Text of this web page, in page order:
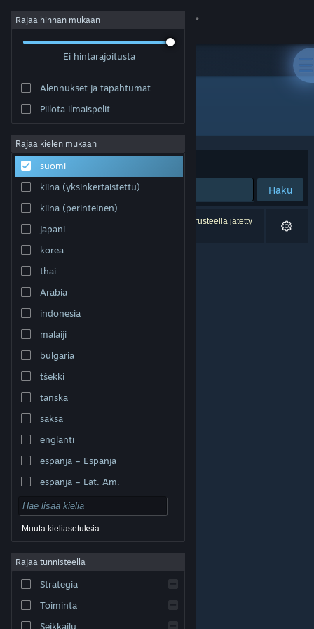
Kirjaudu sisään
Tietoa
Tuki
Vaihda kieli
Hanki Steam-mobiilisovellus
Näytä työpöytäsivusto
© Valve Corporation. Kaikki oikeudet pidätetään. Kaikki
Yhdysvalloissa ja kaikkialla maailmassa.
Helppokäyttötoiminnot
Hyvitykset|Evästeet
Rajaa hinnan mukaan
Ei hintarajoitusta
Alennukset ja tapahtumat
Piilota ilmaispelit
Rajaa kielen mukaan
suomi
kiina (yksinkertaistettu)
kiina (perinteinen)
japani
korea
thai
Arabia
indonesia
malaiji
bulgaria
tšekki
tanska
saksa
englanti
espanja – Espanja
espanja – Lat. Am.
Muuta kieliasetuksia
Rajaa tunnisteella
Strategia
Toiminta
Seikkailu
Kehittäjä: gurkenlabs
Järjestelyperuste
Haku
0 tulosta vastaa hakuasi. 1 peli on asetustesi perusteella jätetty
pois.